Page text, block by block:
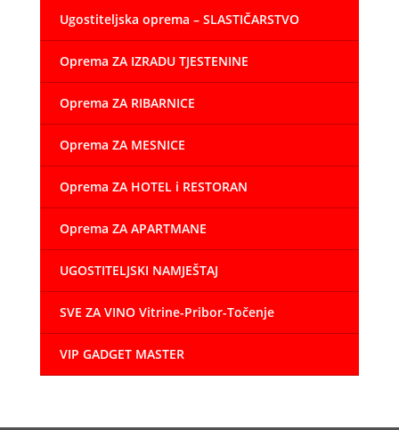
Ugostiteljska oprema – SLASTIČARSTVO
Oprema ZA IZRADU TJESTENINE
Oprema ZA RIBARNICE
Oprema ZA MESNICE
Oprema ZA HOTEL i RESTORAN
Oprema ZA APARTMANE
UGOSTITELJSKI NAMJEŠTAJ
SVE ZA VINO Vitrine-Pribor-Točenje
VIP GADGET MASTER